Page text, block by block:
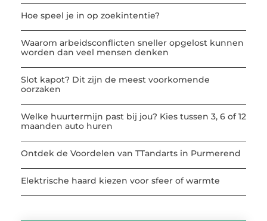
Hoe speel je in op zoekintentie?
Waarom arbeidsconflicten sneller opgelost kunnen
worden dan veel mensen denken
Slot kapot? Dit zijn de meest voorkomende
oorzaken
Welke huurtermijn past bij jou? Kies tussen 3, 6 of 12
maanden auto huren
Ontdek de Voordelen van TTandarts in Purmerend
Elektrische haard kiezen voor sfeer of warmte